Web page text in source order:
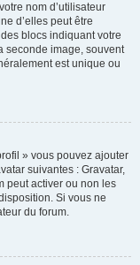
nom d’utilisateur
d’elles peut être
blocs indiquant votre
seconde image, souvent
est unique ou
» vous pouvez ajouter
suivantes : Gravatar,
peut activer ou non les
Si vous ne
du forum.